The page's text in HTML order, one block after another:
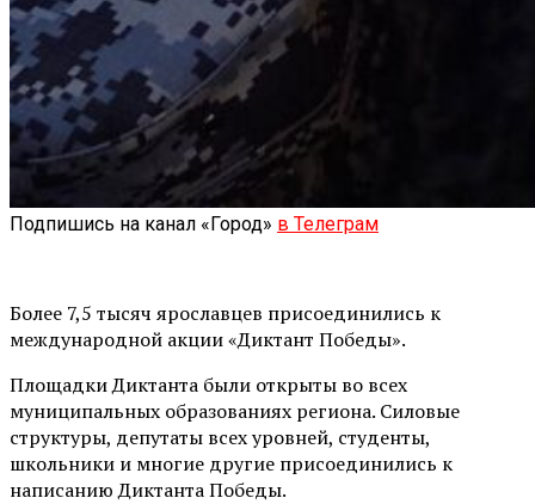
Подпишись на канал «Город» в Телеграм
Более 7,5 тысяч ярославцев присоединились к
международной акции «Диктант Победы».
Площадки Диктанта были открыты во всех
муниципальных образованиях региона. Силовые
структуры, депутаты всех уровней, студенты,
школьники и многие другие присоединились к
написанию Диктанта Победы.